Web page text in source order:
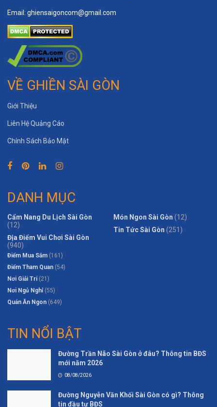
Email: ghiensaigoncom@gmail.com
VỀ GHIỀN SÀI GÒN
Giới Thiệu
Liên Hệ Quảng Cáo
Chính Sách Bảo Mật
DANH MỤC
Cẩm Nang Du Lịch Sài Gòn
(12)
Địa Điểm Vui Chơi Sài Gòn
(940)
Điểm Mua Sắm (161)
Điểm Tham Quan (54)
Nơi Giải Trí (21)
Nơi Ngủ Nghỉ (55)
Quán Ăn Ngon (649)
Món Ngon Sài Gòn (12)
Tin Tức Sài Gòn (251)
TIN NỔI BẬT
Đường Trần Não Sài Gòn ở đâu? Thông tin BĐS
mới năm 2026
08/08/2026
Đường Nguyễn Văn Khối Sài Gòn có gì? Thông
tin đầu tư BĐS